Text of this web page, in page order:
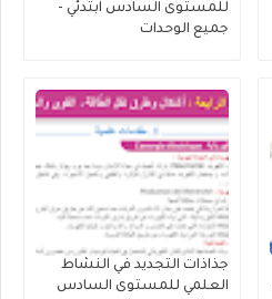
للمستوى السادس ابتدئي -
جميع الوحدات
جذاذات التجديد في النشاط
العلمي للمستوى السادس